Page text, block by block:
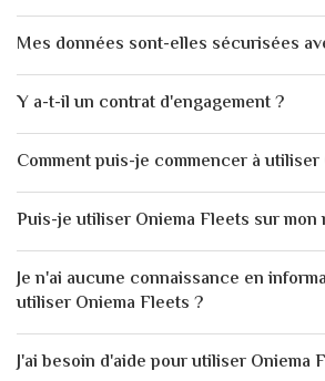
Mes données sont-elles sécurisées
Y a-t-il un contrat d'engagement ?
Comment puis-je commencer à
Puis-je utiliser Oniema Fleets sur mon
Je n'ai aucune connaissance en
utiliser Oniema Fleets ?
J'ai besoin d'aide pour utiliser Oniema